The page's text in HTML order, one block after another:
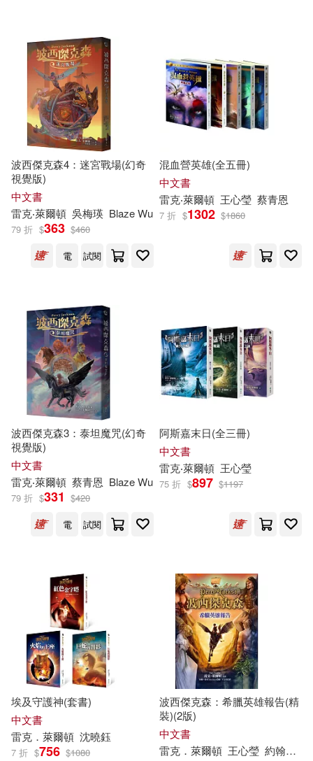
波西傑克森4：迷宮戰場(幻奇
視覺版)
中文書
雷克‧萊爾頓 吳梅瑛 Blaze Wu
79 折 $363 $460
電
試閱
混血營英雄(全五冊)
中文書
雷克‧萊爾頓 王心瑩 蔡青恩
7 折 $1302 $1860
波西傑克森3：泰坦魔咒(幻奇
視覺版)
中文書
雷克‧萊爾頓 蔡青恩 Blaze Wu
79 折 $331 $420
電
試閱
阿斯嘉末日(全三冊)
中文書
雷克‧萊爾頓 王心瑩
75 折 $897 $1197
埃及守護神(套書)
中文書
雷克 ．萊爾頓 沈曉鈺
7 折 $756 $1080
波西傑克森：希臘英雄報告(精
裝)(2版)
中文書
雷克 ．萊爾頓 王心瑩 約翰．洛可（John Rocco）